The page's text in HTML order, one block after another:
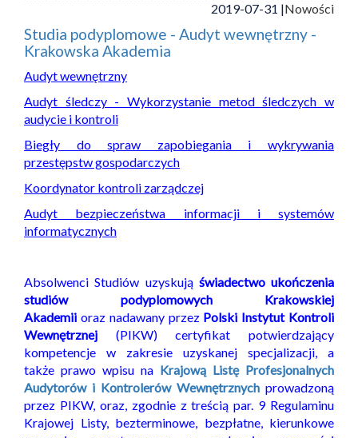
2019-07-31 |Nowości
Studia podyplomowe - Audyt wewnętrzny -
Krakowska Akademia
Audyt wewnętrzny
Audyt śledczy - Wykorzystanie metod śledczych w
audycie i kontroli
Biegły do spraw zapobiegania i wykrywania
przestępstw gospodarczych
Koordynator kontroli zarządczej
Audyt bezpieczeństwa informacji i systemów
informatycznych
Absolwenci Studiów uzyskują świadectwo ukończenia
studiów podyplomowych Krakowskiej
Akademii oraz nadawany przez Polski Instytut Kontroli
Wewnętrznej (PIKW) certyfikat potwierdzający
kompetencje w zakresie uzyskanej specjalizacji, a
także prawo wpisu na Krajową Listę Profesjonalnych
Audytorów i Kontrolerów Wewnętrznych prowadzoną
przez PIKW, oraz, zgodnie z treścią par. 9 Regulaminu
Krajowej Listy, bezterminowe, bezpłatne, kierunkowe